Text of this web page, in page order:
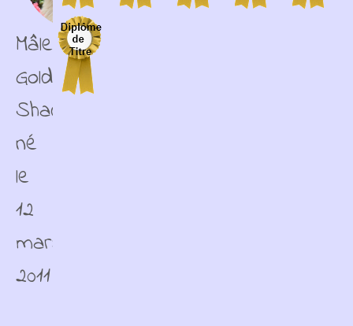
Mâle
Golden
Shaded
né
le
12
mars
2011